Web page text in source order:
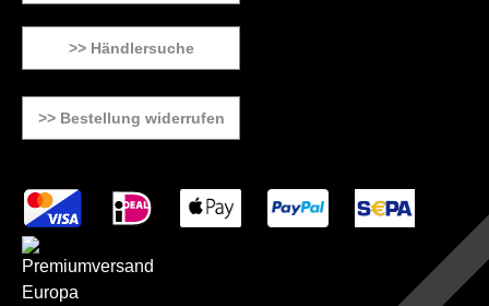
>> Händlersuche
>> Bestellung widerrufen